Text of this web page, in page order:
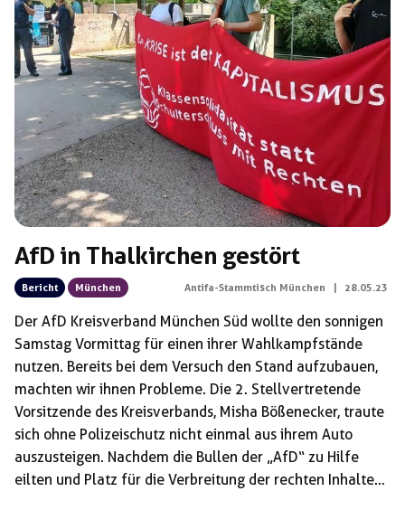
AfD in Thalkirchen gestört
Bericht München Antifa-Stammtisch München | 28.05.23
Der AfD Kreisverband München Süd wollte den sonnigen
Samstag Vormittag für einen ihrer Wahlkampfstände
nutzen. Bereits bei dem Versuch den Stand aufzubauen,
machten wir ihnen Probleme. Die 2. Stellvertretende
Vorsitzende des Kreisverbands, Misha Bößenecker, traute
sich ohne Polizeischutz nicht einmal aus ihrem Auto
auszusteigen. Nachdem die Bullen der „AfD“ zu Hilfe
eilten und Platz für die Verbreitung der rechten Inhalte